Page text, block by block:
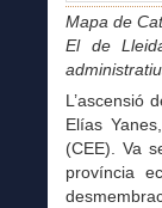
Mapa de
El de
L’ascensió
Elías
(CEE). Va
província